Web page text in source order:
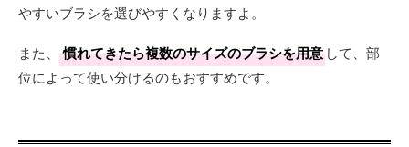
やすいブラシを選びやすくなりますよ。
また、 慣れてきたら複数のサイズのブラシを用意 して、部
位によって使い分けるのもおすすめです。